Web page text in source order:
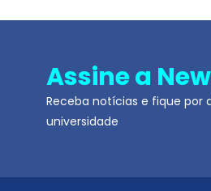
Assine a
Receba notícias e fique por
universidade